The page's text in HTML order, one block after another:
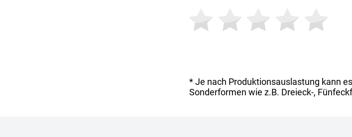
* Je nach Produktionsauslastung kann
Sonderformen wie z.B. Dreieck-,